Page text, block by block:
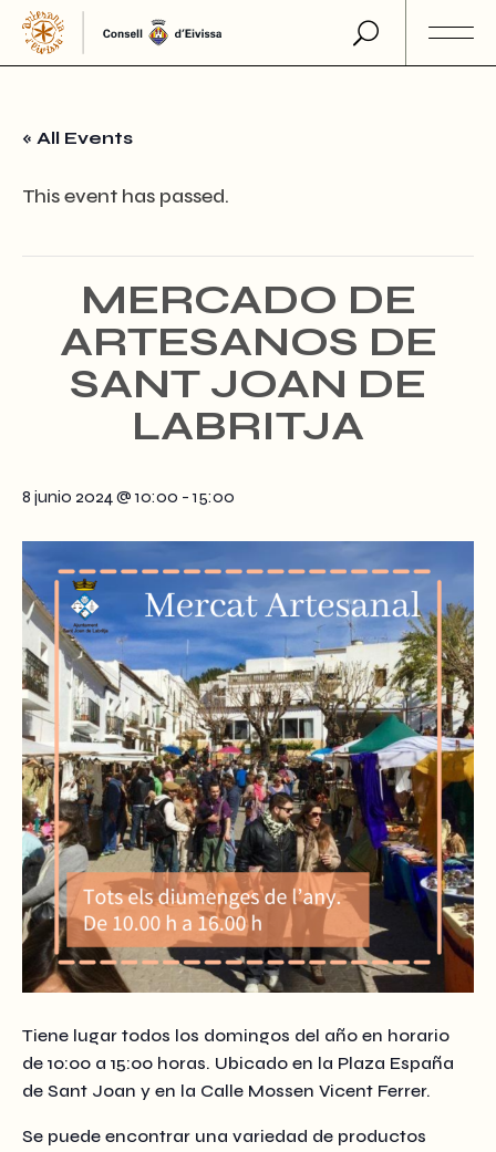
Skip
the
content
« All Events
This event has passed.
MERCADO DE
ARTESANOS DE
SANT JOAN DE
LABRITJA
8 junio 2024 @ 10:00 - 15:00
Tiene lugar todos los domingos del año en horario
de 10:00 a 15:00 horas. Ubicado en la Plaza España
de Sant Joan y en la Calle Mossen Vicent Ferrer.
Se puede encontrar una variedad de productos